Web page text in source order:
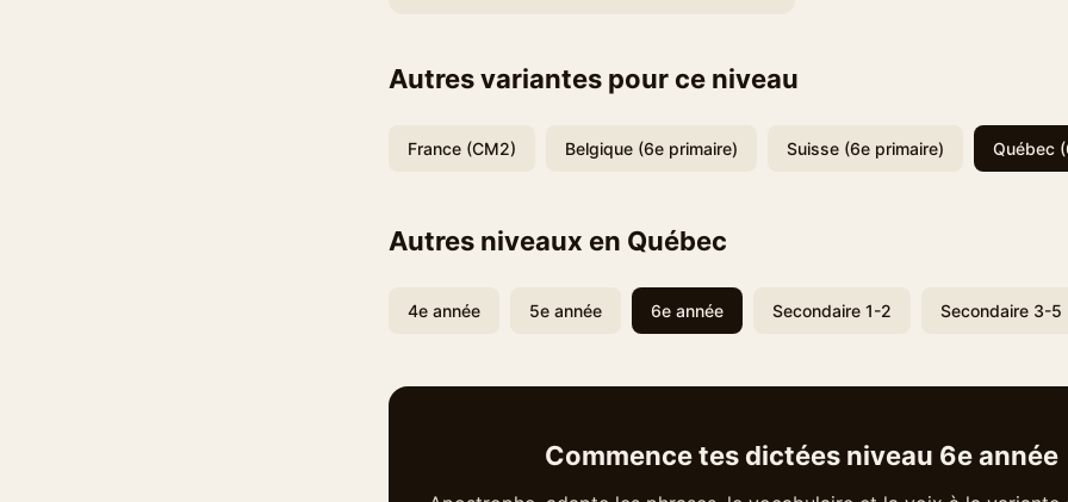
Autres variantes pour ce niveau
France (CM2) Belgique (6e primaire) Suisse (6e primaire) Québec
Autres niveaux en Québec
4e année 5e année 6e année Secondaire 1-2 Secondaire 3-5
Commence tes dictées niveau 6e année